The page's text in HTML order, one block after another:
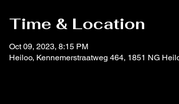
Time & Location
Oct 09, 2023, 8:15 PM
Heiloo, Kennemerstraatweg 464, 1851 NG